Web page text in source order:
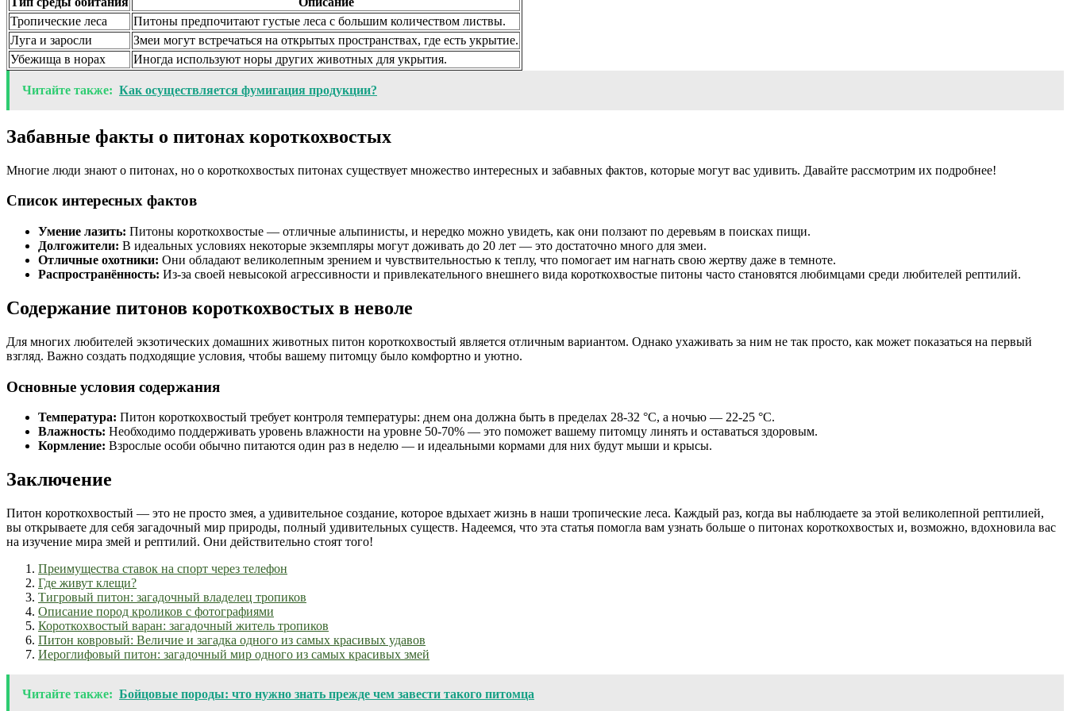
Тропические леса
Питоны предпочитают густые леса с большим количеством листвы.
Луга и заросли
Змеи могут встречаться на открытых пространствах, где есть укрытие.
Убежища в норах
Иногда используют норы других животных для укрытия.
Читайте также: Как осуществляется фумигация продукции?
Забавные факты о питонах короткохвостых
Многие люди знают о питонах, но о короткохвостых питонах существует множество интересных и забавных фактов, которые могут вас удивить. Давайте рассмотрим их подробнее!
Список интересных фактов
Умение лазить: Питоны короткохвостые — отличные альпинисты, и нередко можно увидеть, как они ползают по деревьям в поисках пищи.
Долгожители: В идеальных условиях некоторые экземпляры могут доживать до 20 лет — это достаточно много для змеи.
Отличные охотники: Они обладают великолепным зрением и чувствительностью к теплу, что помогает им нагнать свою жертву даже в темноте.
Распространённость: Из-за своей невысокой агрессивности и привлекательного внешнего вида короткохвостые питоны часто становятся любимцами среди любителей рептилий.
Содержание питонов короткохвостых в неволе
Для многих любителей экзотических домашних животных питон короткохвостый является отличным вариантом. Однако ухаживать за ним не так просто, как может показаться на первый
взгляд. Важно создать подходящие условия, чтобы вашему питомцу было комфортно и уютно.
Основные условия содержания
Температура: Питон короткохвостый требует контроля температуры: днем она должна быть в пределах 28-32 °C, а ночью — 22-25 °C.
Влажность: Необходимо поддерживать уровень влажности на уровне 50-70% — это поможет вашему питомцу линять и оставаться здоровым.
Кормление: Взрослые особи обычно питаются один раз в неделю — и идеальными кормами для них будут мыши и крысы.
Заключение
Питон короткохвостый — это не просто змея, а удивительное создание, которое вдыхает жизнь в наши тропические леса. Каждый раз, когда вы наблюдаете за этой великолепной рептилией,
вы открываете для себя загадочный мир природы, полный удивительных существ. Надеемся, что эта статья помогла вам узнать больше о питонах короткохвостых и, возможно, вдохновила вас
на изучение мира змей и рептилий. Они действительно стоят того!
Преимущества ставок на спорт через телефон
Где живут клещи?
Тигровый питон: загадочный владелец тропиков
Описание пород кроликов с фотографиями
Короткохвостый варан: загадочный житель тропиков
Питон ковровый: Величие и загадка одного из самых красивых удавов
Иероглифовый питон: загадочный мир одного из самых красивых змей
Читайте также: Бойцовые породы: что нужно знать прежде чем завести такого питомца